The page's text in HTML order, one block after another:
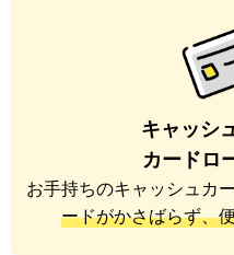
キャッシ
カードロ
お手持ちのキャッシュカ
ードがかさばらず、